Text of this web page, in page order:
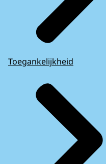
Toegankelijkheid